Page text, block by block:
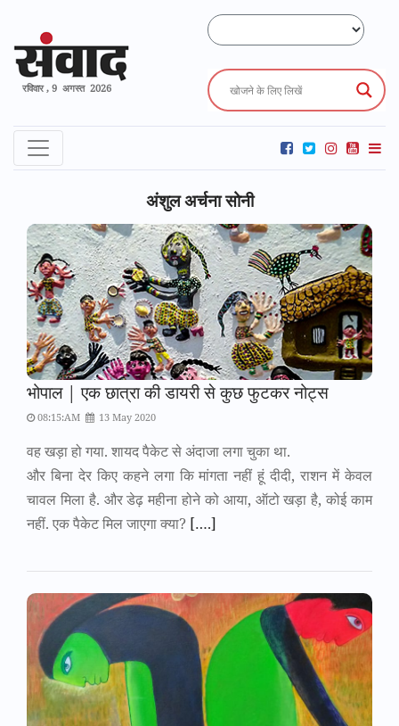
रविवार , 9 अगस्त 2026
अंशुल अर्चना सोनी
भोपाल | एक छात्रा की डायरी से कुछ फुटकर नोट्स
08:15:AM 13 May 2020
वह खड़ा हो गया. शायद पैकेट से अंदाजा लगा चुका था.
और बिना देर किए कहने लगा कि मांगता नहीं हूं दीदी, राशन में केवल
चावल मिला है. और डेढ़ महीना होने को आया, ऑटो खड़ा है, कोई काम
नहीं. एक पैकेट मिल जाएगा क्या? [….]